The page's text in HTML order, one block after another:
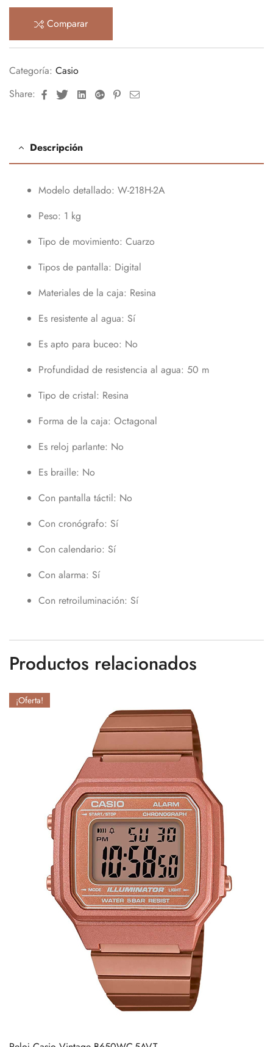
Comparar
Categoría: Casio
Share:
FacebookTwitterLinkedinGoogle+Pinterest
Email
Descripción
Modelo detallado: W-218H-2A
Peso: 1 kg
Tipo de movimiento: Cuarzo
Tipos de pantalla: Digital
Materiales de la caja: Resina
Es resistente al agua: Sí
Es apto para buceo: No
Profundidad de resistencia al agua: 50 m
Tipo de cristal: Resina
Forma de la caja: Octagonal
Es reloj parlante: No
Es braille: No
Con pantalla táctil: No
Con cronógrafo: Sí
Con calendario: Sí
Con alarma: Sí
Con retroiluminación: Sí
Productos relacionados
¡Oferta!